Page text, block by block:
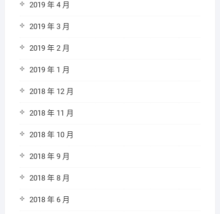
2019 年 4 月
2019 年 3 月
2019 年 2 月
2019 年 1 月
2018 年 12 月
2018 年 11 月
2018 年 10 月
2018 年 9 月
2018 年 8 月
2018 年 6 月